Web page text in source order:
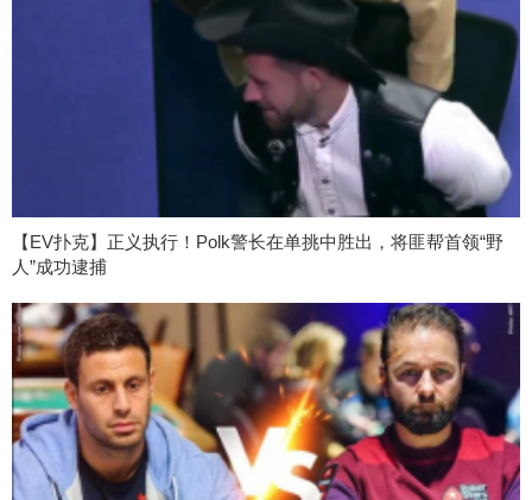
【EV扑克】正义执行！Polk警长在单挑中胜出，将匪帮首领“野
人”成功逮捕